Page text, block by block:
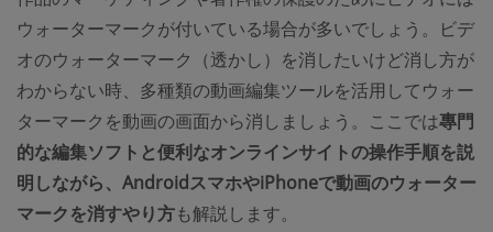
ウォーターマークが付いている場合が多いでしょう。ビデ
オのウォーターマーク（透かし）を消したいけど消し方が
わからない時、多種類の動画編集ツールを活用してウォー
ターマークを動画の画面から消しましょう。ここでは專門
的な編集ソフトと便利なオンラインサイトの操作手順を説
明しながら、AndroidスマホやiPhoneで動画のウォーター
マークを消すやり方も解説します。